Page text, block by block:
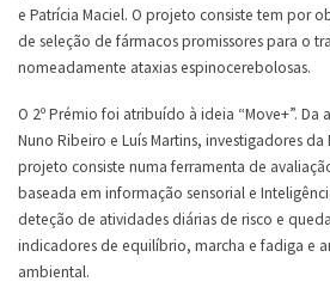
e Patrícia Maciel. O projeto consiste tem por
de seleção de fármacos promissores para o
nomeadamente ataxias espinocerebolosas.
O 2º Prémio foi atribuído à ideia “Move+”. Da
Nuno Ribeiro e Luís Martins, investigadores
projeto consiste numa ferramenta de
baseada em informação sensorial e
deteção de atividades diárias de risco e
indicadores de equilíbrio, marcha e fadiga e
ambiental.